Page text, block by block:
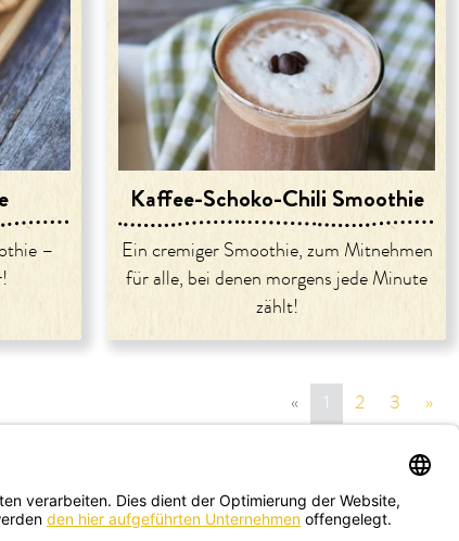
–
Kaffee-Schoko-Chili Smoothie
Ein cremiger Smoothie, zum Mitnehmen
für alle, bei denen morgens jede Minute
zählt!
« vorige Seite
1 2 3 »